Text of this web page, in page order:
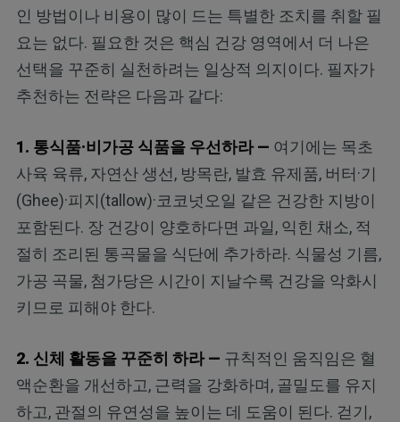
인 방법이나 비용이 많이 드는 특별한 조치를 취할 필
요는 없다. 필요한 것은 핵심 건강 영역에서 더 나은
선택을 꾸준히 실천하려는 일상적 의지이다. 필자가
추천하는 전략은 다음과 같다:
1. 통식품·비가공 식품을 우선하라 — 여기에는 목초
사육 육류, 자연산 생선, 방목란, 발효 유제품, 버터·기
(Ghee)·피지(tallow)·코코넛오일 같은 건강한 지방이
포함된다. 장 건강이 양호하다면 과일, 익힌 채소, 적
절히 조리된 통곡물을 식단에 추가하라. 식물성 기름,
가공 곡물, 첨가당은 시간이 지날수록 건강을 악화시
키므로 피해야 한다.
2. 신체 활동을 꾸준히 하라 — 규칙적인 움직임은 혈
액순환을 개선하고, 근력을 강화하며, 골밀도를 유지
하고, 관절의 유연성을 높이는 데 도움이 된다. 걷기,